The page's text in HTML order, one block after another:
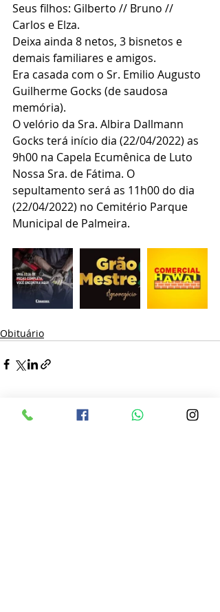
Seus filhos: Gilberto // Bruno //
Carlos e Elza.
Deixa ainda 8 netos, 3 bisnetos e
demais familiares e amigos.
Era casada com o Sr. Emilio Augusto
Guilherme Gocks (de saudosa
memória).
O velório da Sra. Albira Dallmann
Gocks terá início dia (22/04/2022) as
9h00 na Capela Ecumênica de Luto
Nossa Sra. de Fátima. O
sepultamento será as 11h00 do dia
(22/04/2022) no Cemitério Parque
Municipal de Palmeira.
Obituário
Posts recentes Ver tudo